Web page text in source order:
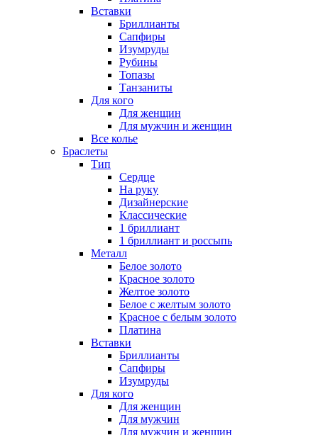
Вставки
Бриллианты
Сапфиры
Изумруды
Рубины
Топазы
Танзаниты
Для кого
Для женщин
Для мужчин и женщин
Все колье
Браслеты
Тип
Сердце
На руку
Дизайнерские
Классические
1 бриллиант
1 бриллиант и россыпь
Металл
Белое золото
Красное золото
Желтое золото
Белое с желтым золото
Красное с белым золото
Платина
Вставки
Бриллианты
Сапфиры
Изумруды
Для кого
Для женщин
Для мужчин
Для мужчин и женщин